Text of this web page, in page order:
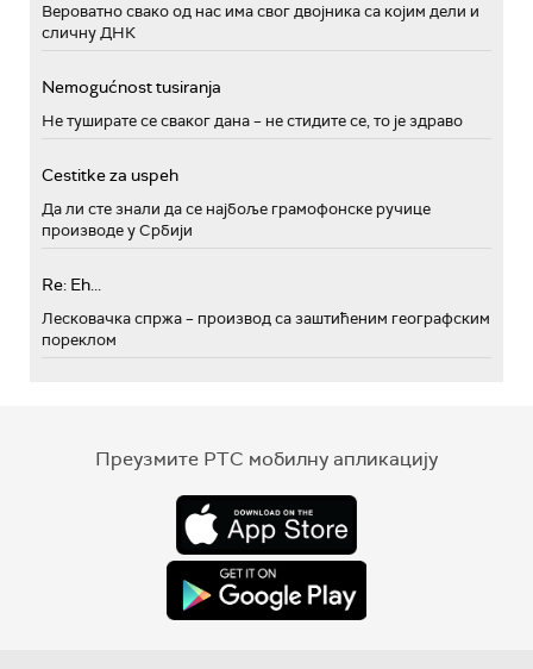
Вероватно свако од нас има свог двојника са којим дели и
сличну ДНК
Nemogućnost tusiranja
Не туширате се сваког дана – не стидите се, то је здраво
Cestitke za uspeh
Да ли сте знали да се најбоље грамофонске ручице
производе у Србији
Re: Eh...
Лесковачка спржа – производ са заштићеним географским
пореклом
Преузмите РТС мобилну апликацију